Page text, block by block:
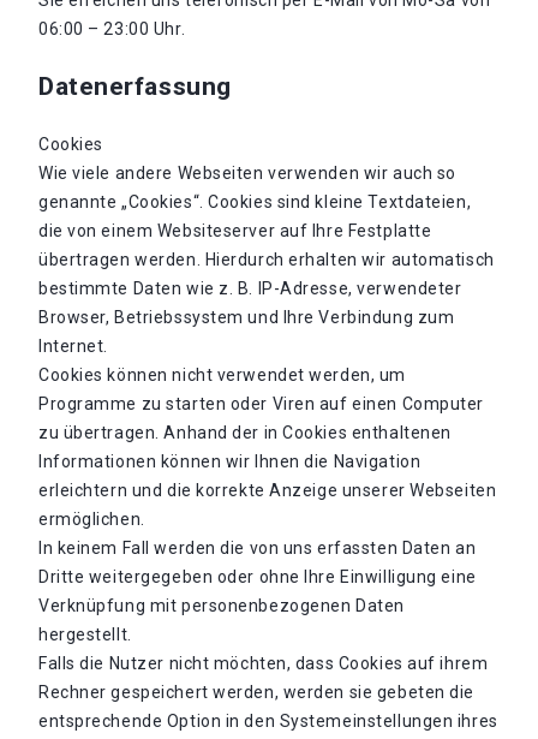
06:00 – 23:00 Uhr.
Datenerfassung
Cookies
Wie viele andere Webseiten verwenden wir auch so
genannte „Cookies“. Cookies sind kleine Textdateien,
die von einem Websiteserver auf Ihre Festplatte
übertragen werden. Hierdurch erhalten wir automatisch
bestimmte Daten wie z. B. IP-Adresse, verwendeter
Browser, Betriebssystem und Ihre Verbindung zum
Internet.
Cookies können nicht verwendet werden, um
Programme zu starten oder Viren auf einen Computer
zu übertragen. Anhand der in Cookies enthaltenen
Informationen können wir Ihnen die Navigation
erleichtern und die korrekte Anzeige unserer Webseiten
ermöglichen.
In keinem Fall werden die von uns erfassten Daten an
Dritte weitergegeben oder ohne Ihre Einwilligung eine
Verknüpfung mit personenbezogenen Daten
hergestellt.
Falls die Nutzer nicht möchten, dass Cookies auf ihrem
Rechner gespeichert werden, werden sie gebeten die
entsprechende Option in den Systemeinstellungen ihres